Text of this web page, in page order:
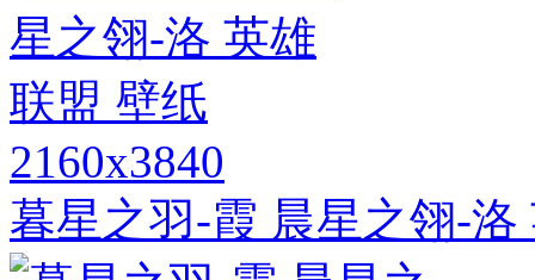
2160x3840
暮星之羽-霞 晨星之翎-洛